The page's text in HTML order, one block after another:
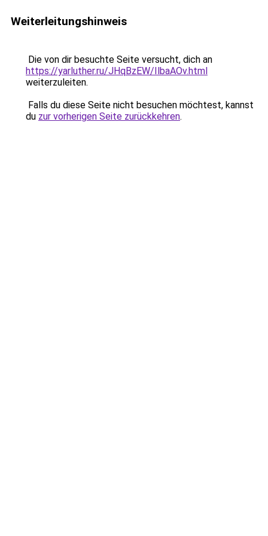
Weiterleitungshinweis
Die von dir besuchte Seite versucht, dich an
https://yarluther.ru/JHqBzEW/IlbaAOv.html
weiterzuleiten.
Falls du diese Seite nicht besuchen möchtest, kannst
du zur vorherigen Seite zurückkehren.